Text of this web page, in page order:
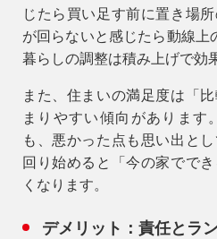
じたら買い足す前に置き場
が回らないと感じたら動線上
暮らしの調整は積み上げで効
また、住まいの満足度は「
まりやすい傾向があります
も、悪かった点も思い出と
回り始めると「今の家でで
くなります。
デメリット：責任とラ